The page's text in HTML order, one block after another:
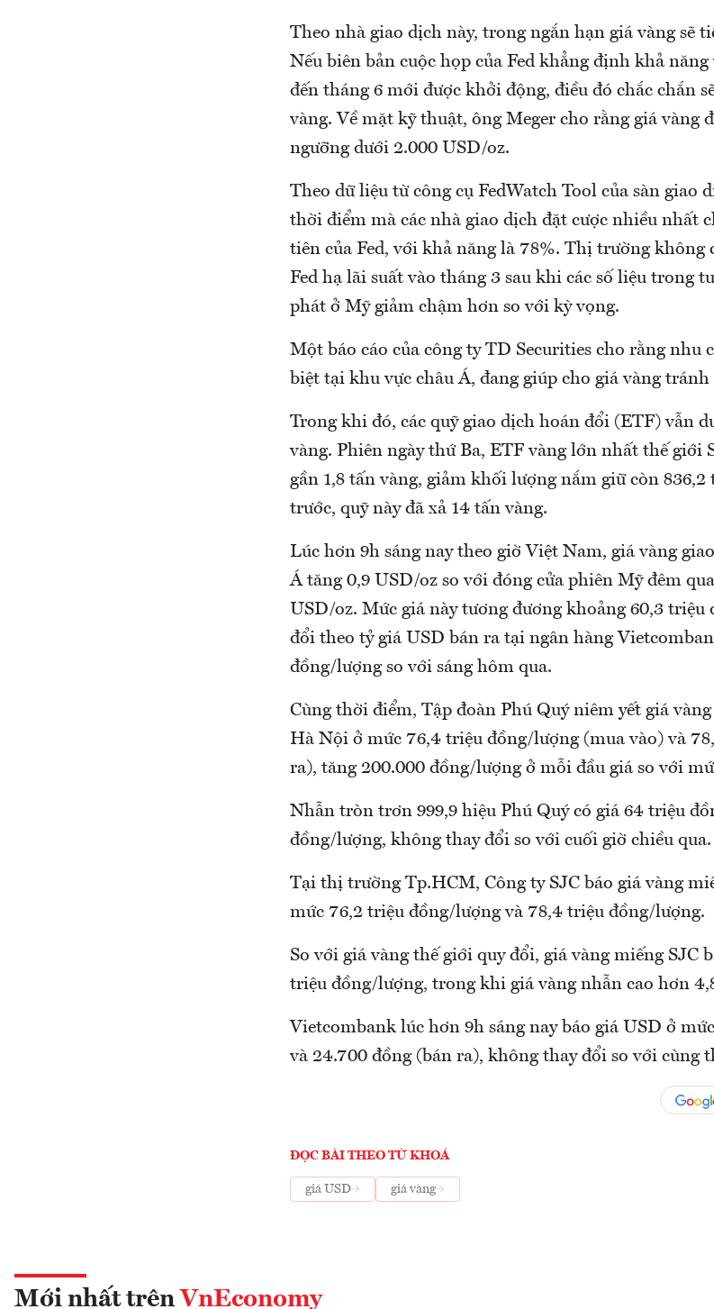
Theo nhà giao dịch này, trong ngắn hạn giá vàng sẽ
Nếu biên bản cuộc họp của Fed khẳng định khả
đến tháng 6 mới được khởi động, điều đó chắc chắn
vàng. Về mặt kỹ thuật, ông Meger cho rằng giá vàng
ngưỡng dưới 2.000 USD/oz.
Theo dữ liệu từ công cụ FedWatch Tool của sàn giao
thời điểm mà các nhà giao dịch đặt cược nhiều nhất
tiên của Fed, với khả năng là 78%. Thị trường không
Fed hạ lãi suất vào tháng 3 sau khi các số liệu trong
phát ở Mỹ giảm chậm hơn so với kỳ vọng.
Một báo cáo của công ty TD Securities cho rằng nhu
biệt tại khu vực châu Á, đang giúp cho giá vàng tránh
Trong khi đó, các quỹ giao dịch hoán đổi (ETF) vẫn
vàng. Phiên ngày thứ Ba, ETF vàng lớn nhất thế giới
gần 1,8 tấn vàng, giảm khối lượng nắm giữ còn
trước, quỹ này đã xả 14 tấn vàng.
Lúc hơn 9h sáng nay theo giờ Việt Nam, giá vàng
Á tăng 0,9 USD/oz so với đóng cửa phiên Mỹ đêm
USD/oz. Mức giá này tương đương khoảng 60,3 triệu
đổi theo tỷ giá USD bán ra tại ngân hàng
đồng/lượng so với sáng hôm qua.
Cùng thời điểm, Tập đoàn Phú Quý niêm yết giá
Hà Nội ở mức 76,4 triệu đồng/lượng (mua vào) và
ra), tăng 200.000 đồng/lượng ở mỗi đầu giá so với
Nhẫn tròn trơn 999,9 hiệu Phú Quý có giá 64 triệu
đồng/lượng, không thay đổi so với cuối giờ chiều qua.
Tại thị trường Tp.HCM, Công ty SJC báo giá vàng
mức 76,2 triệu đồng/lượng và 78,4 triệu đồng/lượng.
So với giá vàng thế giới quy đổi, giá vàng miếng SJC
triệu đồng/lượng, trong khi giá vàng nhẫn cao hơn
Vietcombank lúc hơn 9h sáng nay báo giá USD ở
và 24.700 đồng (bán ra), không thay đổi so với cùng
ĐỌC BÀI THEO TỪ KHOÁ
giá USD giá vàng
Mới nhất trên VnEconomy